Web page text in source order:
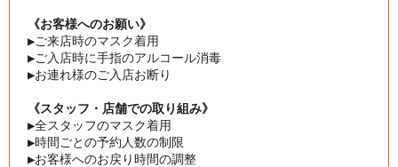
《お客様へのお願い》
▶︎ご来店時のマスク着用
▶︎ご入店時に手指のアルコール消毒
▶︎お連れ様のご入店お断り
《スタッフ・店舗での取り組み》
▶︎全スタッフのマスク着用
▶︎時間ごとの予約人数の制限
▶︎お客様へのお戻り時間の調整